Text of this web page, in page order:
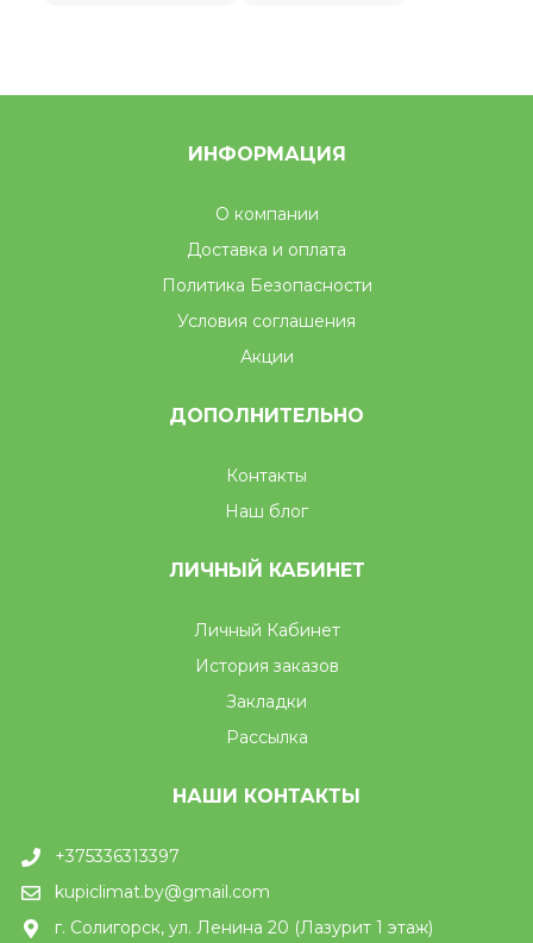
ИНФОРМАЦИЯ
О компании
Доставка и оплата
Политика Безопасности
Условия соглашения
Акции
ДОПОЛНИТЕЛЬНО
Контакты
Наш блог
ЛИЧНЫЙ КАБИНЕТ
Личный Кабинет
История заказов
Закладки
Рассылка
НАШИ КОНТАКТЫ
+375336313397
kupiclimat.by@gmail.com
г. Солигорск, ул. Ленина 20 (Лазурит 1 этаж)